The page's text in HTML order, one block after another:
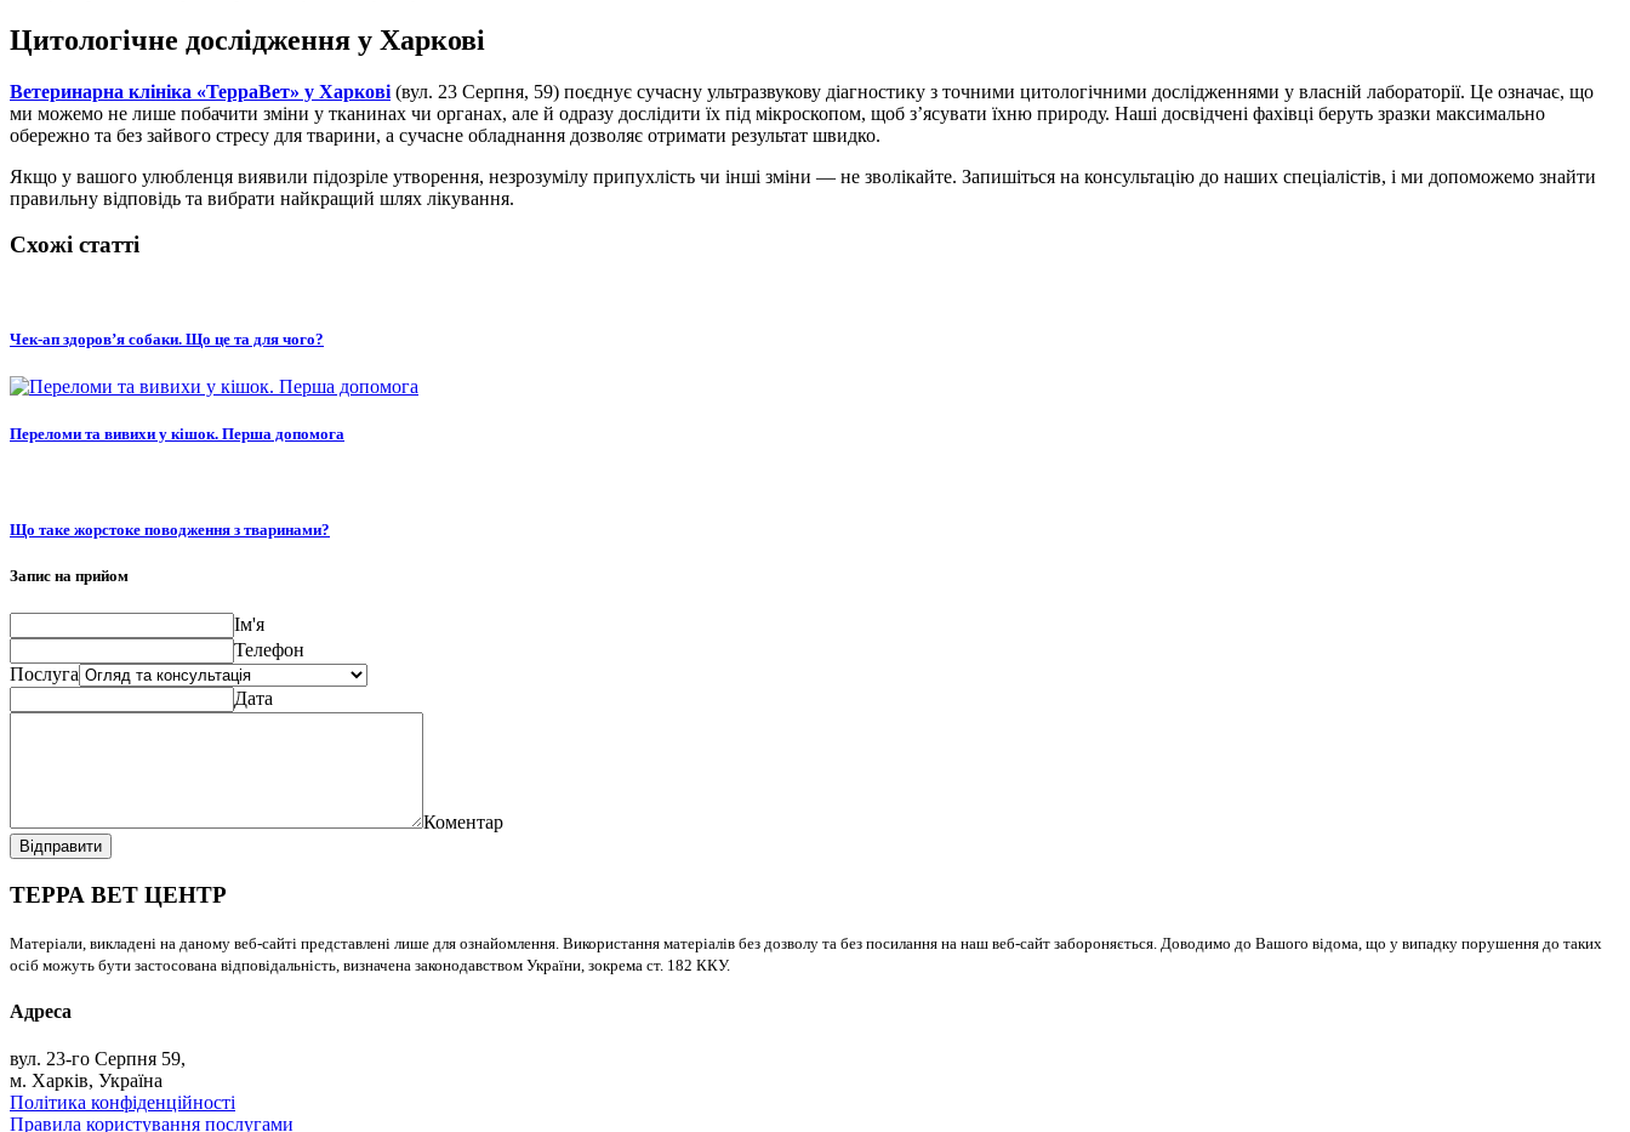
Цитологічне дослідження у Харкові
Ветеринарна клініка «ТерраВет» у Харкові (вул. 23 Серпня, 59) поєднує сучасну ультразвукову діагностику з точними цитологічними дослідженнями у власній лабораторії. Це означає, що
ми можемо не лише побачити зміни у тканинах чи органах, але й одразу дослідити їх під мікроскопом, щоб з’ясувати їхню природу. Наші досвідчені фахівці беруть зразки максимально
обережно та без зайвого стресу для тварини, а сучасне обладнання дозволяє отримати результат швидко.
Якщо у вашого улюбленця виявили підозріле утворення, незрозумілу припухлість чи інші зміни — не зволікайте. Запишіться на консультацію до наших спеціалістів, і ми допоможемо знайти
правильну відповідь та вибрати найкращий шлях лікування.
Схожі статті
Чек-ап здоров’я собаки. Що це та для чого?
Переломи та вивихи у кішок. Перша допомога
Що таке жорстоке поводження з тваринами?
Запис на прийом
Ім'я
Телефон
Послуга
Дата
Коментар
Відправити
ТЕРРА ВЕТ ЦЕНТР
Матеріали, викладені на даному веб-сайті представлені лише для ознайомлення. Використання матеріалів без дозволу та без посилання на наш веб-сайт забороняється. Доводимо до Вашого відома, що у випадку порушення до таких
осіб можуть бути застосована відповідальність, визначена законодавством України, зокрема ст. 182 ККУ.
Адреса
вул. 23-го Серпня 59,
м. Харків, Україна
Політика конфіденційності
Правила користування послугами